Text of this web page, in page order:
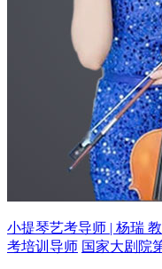
小提琴艺考导师 | 杨瑞
考培训导师 国家大剧院